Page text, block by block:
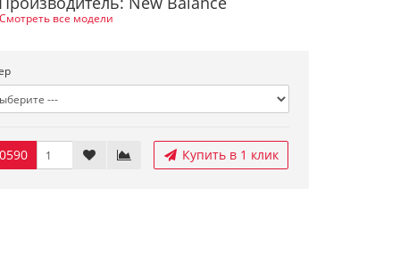
Смотреть все модели
Купить в 1 клик